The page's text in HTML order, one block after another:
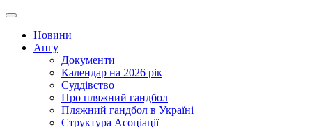
Новини
Апгу
Документи
Календар на 2026 рік
Суддівство
Про пляжний гандбол
Пляжний гандбол в Україні
Cтруктура Асоціації